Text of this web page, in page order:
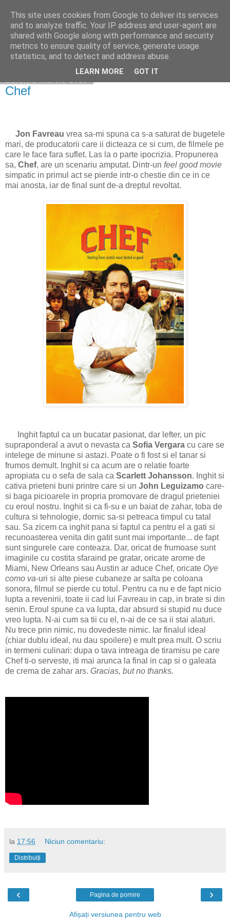
Becerescu.ro
Chef
Jon Favreau vrea sa-mi spuna ca s-a saturat de bugetele
mari, de producatorii care ii dicteaza ce si cum, de filmele pe
care le face fara suflet. Las la o parte ipocrizia. Propunerea
sa, Chef, are un scenariu amputat. Dintr-un feel good movie
simpatic in primul act se pierde intr-o chestie din ce in ce
mai anosta, iar de final sunt de-a dreptul revoltat.
Inghit faptul ca un bucatar pasionat, dar lefter, un pic
supraponderal a avut o nevasta ca Sofia Vergara cu care se
intelege de minune si astazi. Poate o fi fost si el tanar si
frumos demult. Inghit si ca acum are o relatie foarte
apropiata cu o sefa de sala ca Scarlett Johansson. Inghit si
cativa prieteni buni printre care si un John Leguizamo care-
si baga picioarele in propria promovare de dragul prieteniei
cu eroul nostru. Inghit si ca fi-su e un baiat de zahar, toba de
cultura si tehnologie, dornic sa-si petreaca timpul cu tatal
sau. Sa zicem ca inghit pana si faptul ca pentru el a gati si
recunoasterea venita din gatit sunt mai importante... de fapt
sunt singurele care conteaza. Dar, oricat de frumoase sunt
imaginile cu costita sfaraind pe gratar, oricate arome de
Miami, New Orleans sau Austin ar aduce Chef, oricate Oye
como va-uri si alte piese cubaneze ar salta pe coloana
sonora, filmul se pierde cu totul. Pentru ca nu e de fapt nicio
lupta a revenirii, toate ii cad lui Favreau in cap, in brate si din
senin. Eroul spune ca va lupta, dar absurd si stupid nu duce
vreo lupta. N-ai cum sa tii cu el, n-ai de ce sa ii stai alaturi.
Nu trece prin nimic, nu dovedeste nimic. Iar finalul ideal
(chiar dublu ideal, nu dau spoilere) e mult prea mult. O scriu
in termeni culinari: dupa o tava intreaga de tiramisu pe care
Chef ti-o serveste, iti mai arunca la final in cap si o galeata
de crema de zahar ars. Gracias, but no thanks.
la 17:56 Niciun comentariu:
Distribuiți
‹ ›
Pagina de pornire
Afișați versiunea pentru web
This site uses cookies from Google to deliver its services
and to analyze traffic. Your IP address and user-agent are
shared with Google along with performance and security
metrics to ensure quality of service, generate usage
statistics, and to detect and address abuse.
LEARN MORE GOT IT